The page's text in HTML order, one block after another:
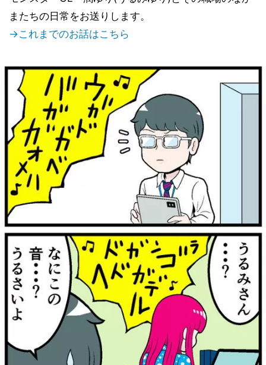
またちの日常をお送りします。
→これまでのお話はこちら